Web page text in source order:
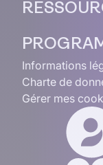
Informations
Charte de
Gérer mes